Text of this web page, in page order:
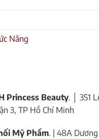
Năng
Princess Beauty. │ 351
3, TP Hồ Chí Minh
Mỹ Phẩm. | 48A